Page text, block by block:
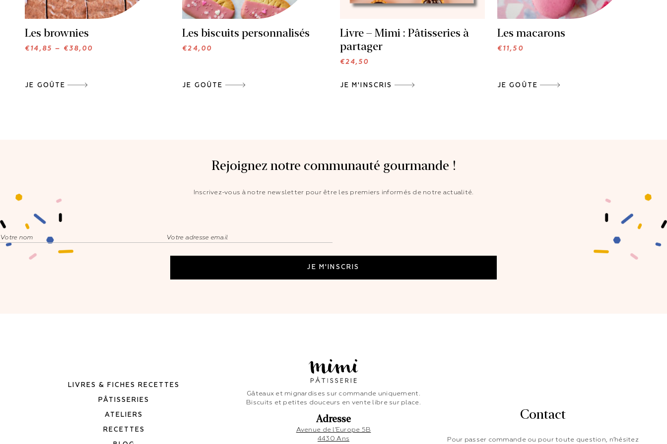
Les brownies
€ 14,85 – €38,00
JE GOÛTE
Les biscuits personnalisés
€24,00
JE GOÛTE
Livre – Mimi : Pâtisseries à
partager
€24,50
JE M'INSCRIS
Les macarons
€ 11,50
JE GOÛTE
Rejoignez notre communauté gourmande !
Inscrivez-vous à notre newsletter pour être les premiers informés de notre actualité.
LIVRES & FICHES RECETTES
PÂTISSERIES
ATELIERS
RECETTES
Gâteaux et mignardises sur commande uniquement.
Biscuits et petites douceurs en vente libre sur place.
Adresse
Avenue de l’Europe 5B
4430 Ans
Contact
Pour passer commande ou pour toute question, n’hésitez